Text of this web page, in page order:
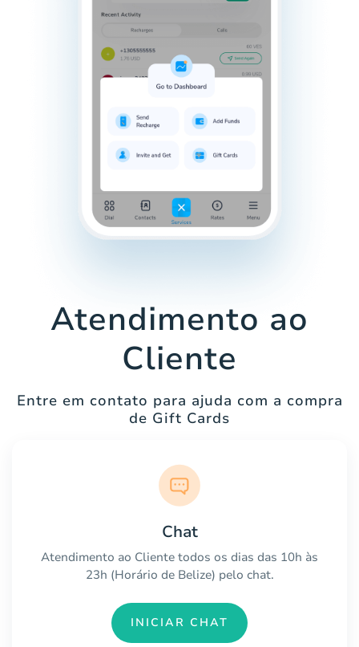
Atendimento ao
Cliente
Entre em contato para ajuda com a compra
de Gift Cards
Chat
Atendimento ao Cliente todos os dias das 10h às
23h (Horário de Belize) pelo chat.
INICIAR CHAT